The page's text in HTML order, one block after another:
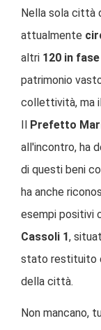
Nella sola città
attualmente
altri 120 in
patrimonio
collettività, ma
Prefetto
all'incontro, ha
di questi beni
ha anche
esempi positivi
Cassoli 1,
stato restituito
della città.
Non mancano,